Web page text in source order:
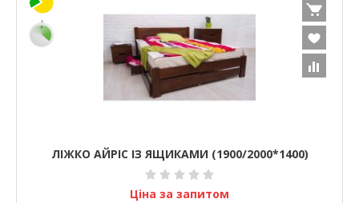
ЛІЖКО АЙРІС ІЗ ЯЩИКАМИ (1900/2000*1400)
Ціна за запитом